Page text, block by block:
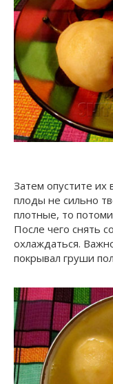
Затем опустите их
плоды не сильно
плотные, то
После чего снять
охлаждаться.
покрывал груши